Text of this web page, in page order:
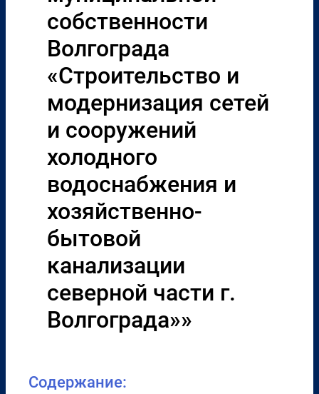
собственности
Волгограда
«Строительство и
модернизация сетей
и сооружений
холодного
водоснабжения и
хозяйственно-
бытовой
канализации
северной части г.
Волгограда»»
Содержание: